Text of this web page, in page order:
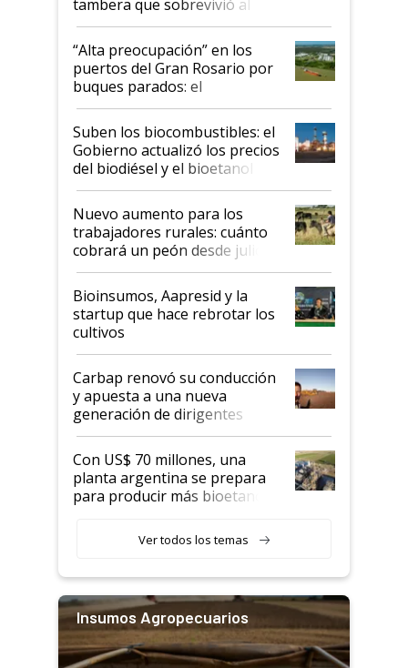
tambera que sobrevivió al
tornado
“Alta preocupación” en los
puertos del Gran Rosario por
buques parados: el
funcionamiento de las
exportadoras en tensión tras
la medida de fuerza de los
prácticos
Suben los biocombustibles: el
Gobierno actualizó los precios
del biodiésel y el bioetanol
Nuevo aumento para los
trabajadores rurales: cuánto
cobrará un peón desde julio
Bioinsumos, Aapresid y la
startup que hace rebrotar los
cultivos
Carbap renovó su conducción
y apuesta a una nueva
generación de dirigentes
rurales
Con US$ 70 millones, una
planta argentina se prepara
para producir más bioetanol
Ver todos los temas
Insumos Agropecuarios